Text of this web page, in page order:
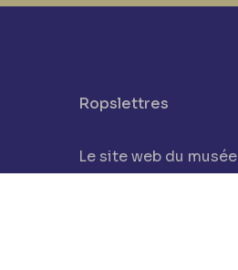
Ropslettres
Le site web du musée